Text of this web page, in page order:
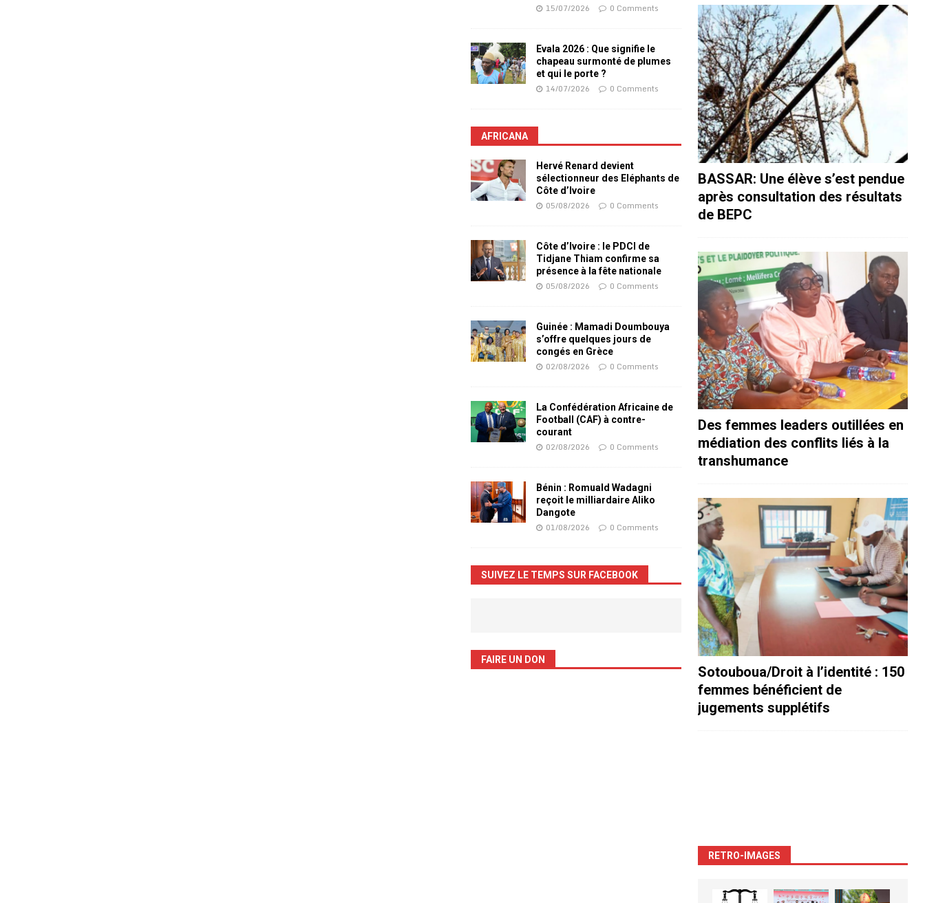
15/07/2026 0 Comments
Evala 2026 : Que signifie le
chapeau surmonté de plumes
et qui le porte ?
14/07/2026 0 Comments
AFRICANA
Hervé Renard devient
sélectionneur des Eléphants de
Côte d’Ivoire
05/08/2026 0 Comments
Côte d’Ivoire : le PDCI de
Tidjane Thiam confirme sa
présence à la fête nationale
05/08/2026 0 Comments
Guinée : Mamadi Doumbouya
s’offre quelques jours de
congés en Grèce
02/08/2026 0 Comments
La Confédération Africaine de
Football (CAF) à contre-
courant
02/08/2026 0 Comments
Bénin : Romuald Wadagni
reçoit le milliardaire Aliko
Dangote
01/08/2026 0 Comments
SUIVEZ LE TEMPS SUR FACEBOOK
FAIRE UN DON
BASSAR: Une élève s’est pendue
après consultation des résultats
de BEPC
Des femmes leaders outillées en
médiation des conflits liés à la
transhumance
Sotouboua/Droit à l’identité : 150
femmes bénéficient de
jugements supplétifs
RETRO-IMAGES